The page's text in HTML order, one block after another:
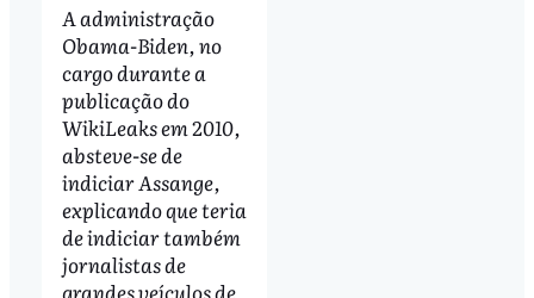
A administração
Obama-Biden, no
cargo durante a
publicação do
WikiLeaks em 2010,
absteve-se de
indiciar Assange,
explicando que teria
de indiciar também
jornalistas de
grandes veículos de